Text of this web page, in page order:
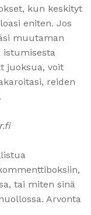
kun keskityt
eniten. Jos
muutaman
istumisesta
juoksua, voit
reiden
tai miten sinä
Arvonta